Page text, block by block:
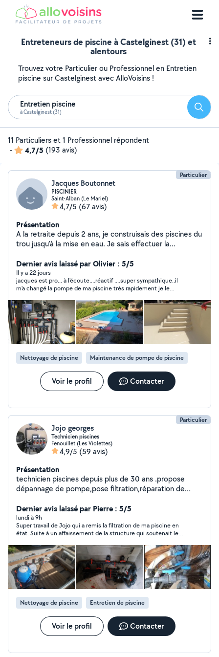
Entreteneurs de piscine à Castelginest (31) et
alentours
Trouvez votre Particulier ou Professionnel en Entretien
piscine sur Castelginest avec AlloVoisins !
Entretien piscine
à Castelginest (31)
11 Particuliers et 1 Professionnel répondent
-
4,7/5 (193 avis)
Particulier
Jacques Boutonnet
PISCINIER
Saint-Alban (Le Mariel)
4,7/5 (67 avis)
Présentation
A la retraite depuis 2 ans, je construisais des piscines du
trou jusqu'à la mise en eau. Je sais effectuer la
type de réparation :changement skimmer détection de
fuites.Pose de volet hors sol et immergé, pose d
électrolyse, pompe a chaleur.
Dernier avis laissé par Olivier : 5/5
Il y a 22 jours
jacques est pro... à l'écoute....réactif ....super sympathique..il
m'a changé la pompe de ma piscine très rapidement je le
Nettoyage de piscine Maintenance de pompe de piscine
Voir le profil Contacter
Particulier
Jojo georges
Technicien piscines
Fenouillet (Les Violettes)
4,9/5 (59 avis)
Présentation
technicien piscines depuis plus de 30 ans .propose
dépannage de pompe,pose filtration,réparation de
pour une estimation sera de 20e.
Dernier avis laissé par Pierre : 5/5
lundi à 9h
Super travail de Jojo qui a remis la filtration de ma piscine en
état. Suite à un affaissement de la structure qui soutenait le
tout d'applomb et refait la tuyauterie. Travail très pro et très
soigneux, je recommande !
Nettoyage de piscine Entretien de piscine
Voir le profil Contacter